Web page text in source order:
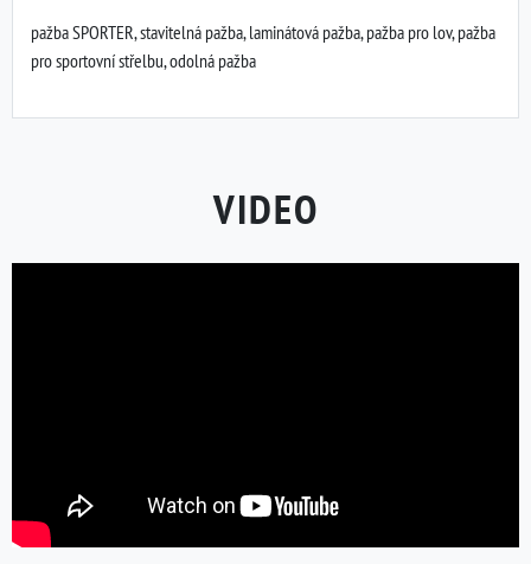
pažba SPORTER, stavitelná pažba, laminátová pažba, pažba pro lov, pažba
pro sportovní střelbu, odolná pažba
VIDEO